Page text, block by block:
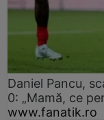
Daniel Pancu,
0: „Mamă, ce
www.fanatik.ro